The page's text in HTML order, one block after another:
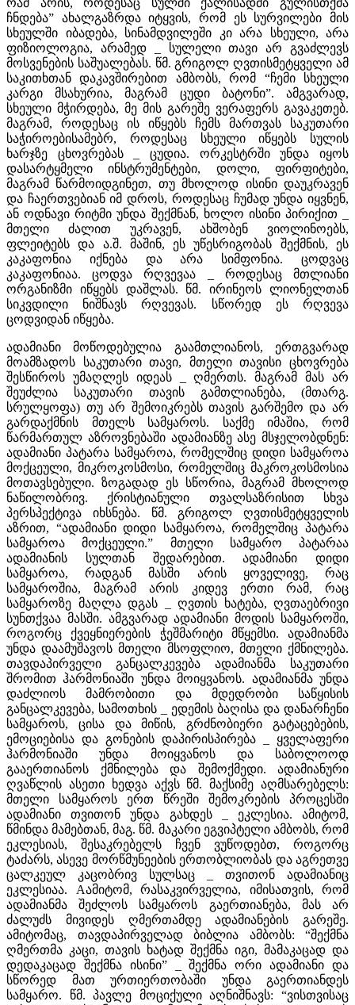
ჩნდება” ახალგაზრდა იტყვის, რომ ეს სურვილები მის
სხეულში იბადება, სინამდვილეში კი არა სხეული, არა
ფიზიოლოგია, არამედ _ სულელი თავი არ გვაძლევს
მოსვენების საშუალებას. წმ. გრიგოლ ღვთისმეტყველი ამ
საკითხთან დაკავშირებით ამბობს, რომ “ჩემი სხეული
კარგი მსახურია, მაგრამ ცუდი ბატონი”. ამგვარად,
სხეული მჭირდება, მე მის გარეშე ვერაფერს გავაკეთებ.
მაგრამ, როდესაც ის იწყებს ჩემს მართვას საკუთარი
საჭიროებისამებრ, როდესაც სხეული იწყებს სულის
ხარჯზე ცხოვრებას _ ცუდია. ორკესტრში უნდა იყოს
დასარტყმელი ინსტრუმენტები, დოლი, ფირფიტები,
მაგრამ წარმოიდგინეთ, თუ მხოლოდ ისინი დაუკრავენ
და ჩაერთვებიან იმ დროს, როდესაც ჩუმად უნდა იყვნენ,
ან ოდნავი რიტმი უნდა შექმნან, ხოლო ისინი პირიქით _
მთელი ძალით უკრავენ, ახშობენ ვიოლინოებს,
ფლეიტებს და ა.შ. მაშინ, ეს უწესრიგობას შექმნის, ეს
კაკაფონია იქნება და არა სიმფონია. ცოდვაც
კაკაფონიაა. ცოდვა რღვევაა _ როდესაც მთლიანი
ორგანიზმი იწყებს დაშლას. წმ. ირინეოს ლიონელთან
სიკვდილი ნიშნავს რღვევას. სწორედ ეს რღვევა
ცოდვიდან იწყება.
ადამიანი მოწოდებულია გაამთლიანოს, ერთგვარად
მოამზადოს საკუთარი თავი, მთელი თავისი ცხოვრება
შესწიროს უმაღლეს იდეას _ ღმერთს. მაგრამ მას არ
შეუძლია საკუთარი თავის გამთლიანება, (მთარგ.
სრულყოფა) თუ არ შემოიკრებს თავის გარშემო და არ
გარდაქმნის მთელს სამყაროს. საქმე იმაშია, რომ
წარმართულ აზროვნებაში ადამიანზე ასე მსჯელობდნენ:
ადამიანი პატარა სამყაროა, რომელშიც დიდი სამყაროა
მოქცეული, მიკროკოსმოსი, რომელშიც მაკროკოსმოსია
მოთავსებული. ზოგადად ეს სწორია, მაგრამ მხოლოდ
ნაწილობრივ. ქრისტიანული თვალსაზრისით სხვა
პერსპექტივა იხსნება. წმ. გრიგოლ ღვთისმეტყველის
აზრით, “ადამიანი დიდი სამყაროა, რომელშიც პატარა
სამყაროა მოქცეული.” მთელი სამყარო პატარაა
ადამიანის სულთან შედარებით. ადამიანი დიდი
სამყაროა, რადგან მასში არის ყოველივე, რაც
სამყაროშია, მაგრამ არის კიდევ ერთი რამ, რაც
სამყაროზე მაღლა დგას _ ღვთის ხატება, ღვთაებრივი
სუნთქვაა მასში. ამგვარად ადამიანი მოდის სამყაროში,
როგორც ქვეყნიერების ჭეშმარიტი მწყემსი. ადამიანმა
უნდა დაამუშავოს მთელი მსოფლიო, მთელი ქმნილება.
თავდაპირველი განცალკევება ადამიანმა საკუთარი
შრომით ჰარმონიაში უნდა მოიყვანოს. ადამიანმა უნდა
დაძლიოს მამრობითი და მდედრობი საწყისის
განცალკევება, სამოთხის _ ედემის ბაღისა და დანარჩენი
სამყაროს, ცისა და მიწის, გრძნობიერი გატაცებების,
ემოციებისა და გონების დაპირისპირება _ ყველაფერი
ჰარმონიაში უნდა მოიყვანოს და საბოლოოდ
გააერთიანოს ქმნილება და შემოქმედი. ადამიანური
ღვაწლის ასეთი ხედვა აქვს წმ. მაქსიმე აღმსარებელს:
მთელი სამყაროს ერთ წრეში შემოკრების პროცესში
ადამიანი თვითონ უნდა გახდეს _ ეკლესია. ამიტომ,
წმინდა მამებთან, მაგ. წმ. მაკარი ეგვიპტელი ამბობს, რომ
ეკლესიას, შესაკრებელს ჩვენ ვუწოდებთ, როგორც
ტაძარს, ასევე მორწმუნეების ერთობლიობას და აგრეთვე
ცალკეულ კაცობრივ სულსაც _ თვითონ ადამიანიც
ეკლესიაა. Aამიტომ, რასაკვირველია, იმისათვის, რომ
ადამიანმა შეძლოს სამყაროს გაერთიანება, მას არ
ძალუძს მივიდეს ღმერთამდე ადამიანების გარეშე.
ამიტომაც, თავდაპირველად ბიბლია ამბობს: “შექმნა
ღმერთმა კაცი, თავის ხატად შექმნა იგი, მამაკაცად და
დედაკაცად შექმნა ისინი” _ შექმნა ორი ადამიანი და
სწორედ მათ ურთიერთობაში უნდა გაერთიანდეს
სამყარო. წმ. პავლე მოციქული აღნიშნავს: “ვისთვისაც